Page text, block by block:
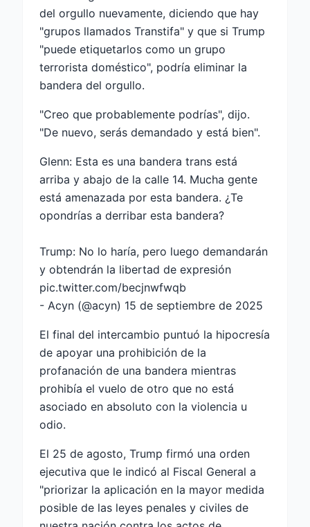
del orgullo nuevamente, diciendo que hay
"grupos llamados Transtifa" y que si Trump
"puede etiquetarlos como un grupo
terrorista doméstico", podría eliminar la
bandera del orgullo.
"Creo que probablemente podrías", dijo.
"De nuevo, serás demandado y está bien".
Glenn: Esta es una bandera trans está
arriba y abajo de la calle 14. Mucha gente
está amenazada por esta bandera. ¿Te
opondrías a derribar esta bandera?
Trump: No lo haría, pero luego demandarán
y obtendrán la libertad de expresión
pic.twitter.com/becjnwfwqb
- Acyn (@acyn) 15 de septiembre de 2025
El final del intercambio puntuó la hipocresía
de apoyar una prohibición de la
profanación de una bandera mientras
prohibía el vuelo de otro que no está
asociado en absoluto con la violencia u
odio.
El 25 de agosto, Trump firmó una orden
ejecutiva que le indicó al Fiscal General a
"priorizar la aplicación en la mayor medida
posible de las leyes penales y civiles de